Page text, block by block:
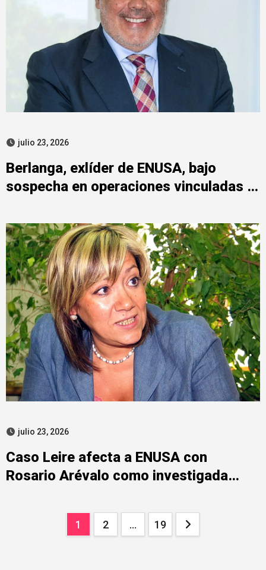
julio 23, 2026
Berlanga, exlíder de ENUSA, bajo
sospecha en operaciones vinculadas a
julio 23, 2026
Caso Leire afecta a ENUSA con
Rosario Arévalo como investigada
Paginación
1 2 … 19